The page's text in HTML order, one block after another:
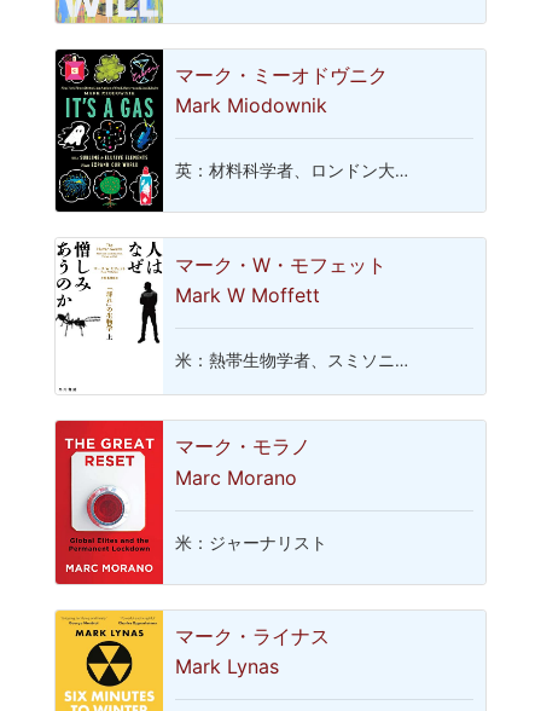
マーク・ミーオドヴニク
Mark Miodownik
英：材料科学者、ロンドン大…
マーク・W・モフェット
Mark W Moffett
米：熱帯生物学者、スミソニ…
マーク・モラノ
Marc Morano
米：ジャーナリスト
マーク・ライナス
Mark Lynas